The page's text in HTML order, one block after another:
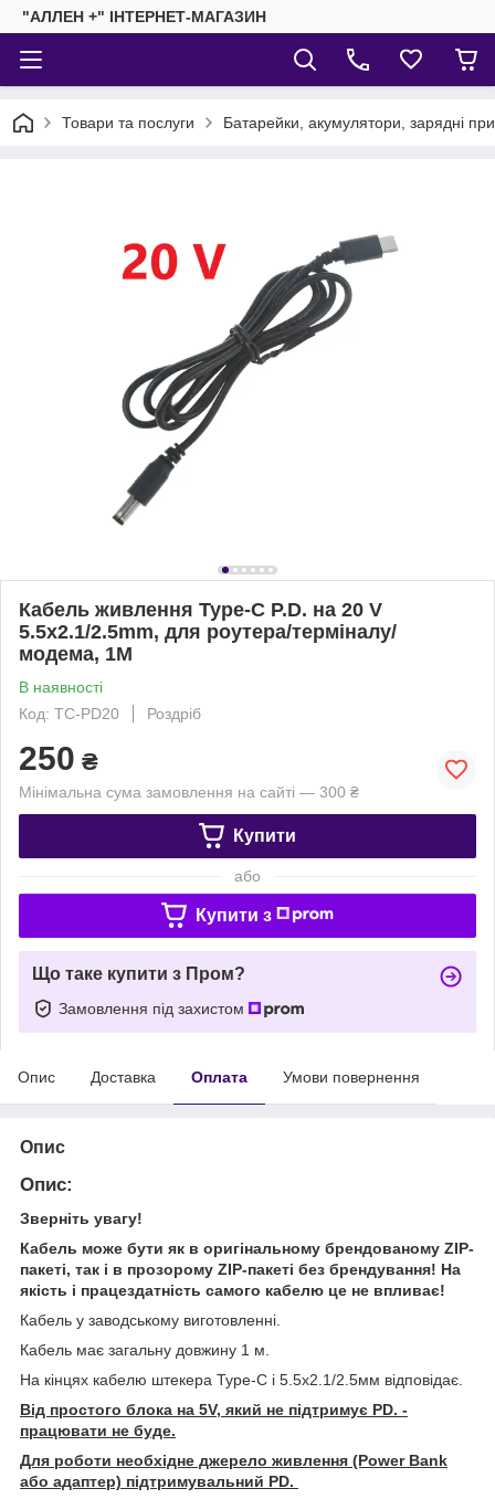
"АЛЛЕН +" ІНТЕРНЕТ-МАГАЗИН
Товари та послуги Батарейки, акумулятори, зарядні
Кабель живлення Type-C P.D. на 20 V
5.5x2.1/2.5mm, для роутера/терміналу/
модема, 1М
В наявності
Код: TC-PD20
Роздріб
250 ₴
Мінімальна сума замовлення на сайті — 300 ₴
Купити
або
Купити з
Що таке купити з Пром?
Замовлення під захистом
Опис Доставка Оплата Умови повернення
Опис
Опис:
Зверніть увагу!
Кабель може бути як в оригінальному брендованому ZIP-
пакеті, так і в прозорому ZIP-пакеті без брендування! На
якість і працездатність самого кабелю це не впливає!
Кабель у заводському виготовленні.
Кабель має загальну довжину 1 м.
На кінцях кабелю штекера Type-C і 5.5x2.1/2.5мм відповідає.
Від простого блока на 5V, який не підтримує PD. -
працювати не буде.
Для роботи необхідне джерело живлення (Power Bank
або адаптер) підтримувальний PD.